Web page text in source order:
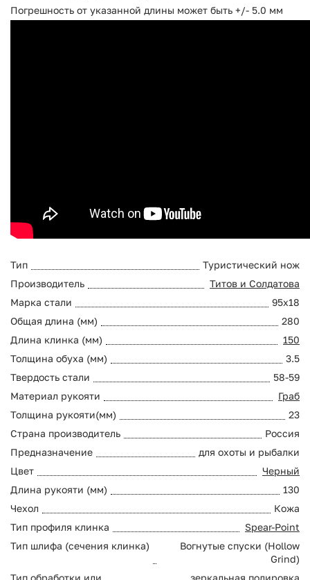
Погрешность от указанной длины может быть +/- 5.0 мм
Тип
Туристический нож
Производитель
Титов и Солдатова
Марка стали
95х18
Общая длина (мм)
280
Длина клинка (мм)
150
Толщина обуха (мм)
3.5
Твердость стали
58-59
Материал рукояти
Граб
Толщина рукояти(мм)
23
Страна производитель
Россия
Предназначение
для охоты и рыбалки
Цвет
Черный
Длина рукояти (мм)
130
Чехол
Кожа
Тип профиля клинка
Spear-Point
Тип шлифа (сечения клинка)
Вогнутые спуски (Hollow
Grind)
Тип обработки или
зеркальная полировка